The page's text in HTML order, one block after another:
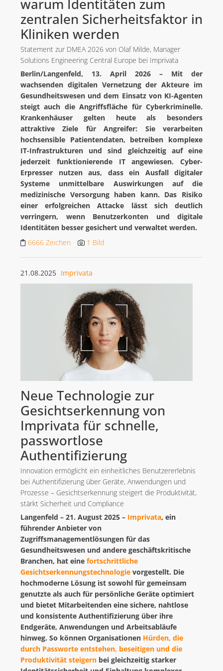
AGENTUR
BLOG
VIBRIO. KOMMUNIKATIONSMANAGEMENT DR. KAUSCH
KONTAKT
warum Identitäten zum
zentralen Sicherheitsfaktor in
Kliniken werden
Statement zur DMEA 2026 von Olaf Milde, Manager
Solutions Engineering Central Europe bei Imprivata
Berlin/Langenfeld, 13. April 2026 – Mit der
wachsenden digitalen Vernetzung der Akteure im
Gesundheitswesen und dem Einsatz von KI-Agenten
steigt auch die Angriffsfläche für Cyberkriminelle.
Krankenhäuser gelten heute als besonders
attraktive Ziele für Angreifer: Sie verarbeiten
hochsensible Patientendaten, betreiben komplexe
IT-Infrastrukturen und sind gleichzeitig auf eine
jederzeit funktionierende IT angewiesen. Cyber-
Erpresser nutzen aus, dass ein Ausfall digitaler
Systeme unmittelbare Auswirkungen auf die
medizinische Versorgung haben kann. Das Risiko
einer erfolgreichen Attacke lässt sich deutlich
verringern, wenn Benutzerkonten und digitale
Identitäten besser gesichert und verwaltet werden.
6666 Zeichen
1 Bild
21.08.2025 Imprivata
Neue Technologie zur
Gesichtserkennung von
Imprivata für schnelle,
passwortlose
Authentifizierung
Innovation ermöglicht ein einheitliches Benutzererlebnis
bei Authentifizierung über Geräte, Anwendungen und
Prozesse – Gesichtserkennung steigert die Produktivität,
stärkt Sicherheit und Compliance
Langenfeld – 21. August 2025 – Imprivata, ein
führender Anbieter von
Zugriffsmanagementlösungen für das
Gesundheitswesen und andere geschäftskritische
Branchen, hat eine fortschrittliche
Gesichtserkennungstechnologie vorgestellt. Die
hochmoderne Lösung ist sowohl für gemeinsam
genutzte als auch für persönliche Geräte optimiert
und bietet Mitarbeitenden eine sichere, nahtlose
und konsistente Authentifizierung über ihre
Endgeräte, Anwendungen und Arbeitsabläufe
hinweg. So können Organisationen Hürden, die
durch Passworte entstehen, beseitigen und die
Produktivität steigern bei gleichzeitig starker